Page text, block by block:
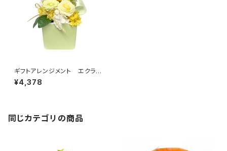
ギフトアレンジメント エクラ
ン イエロー HB34630
¥4,378
同じカテゴリの商品